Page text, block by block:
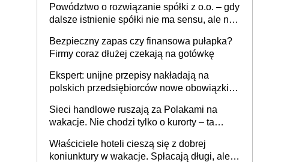
Powództwo o rozwiązanie spółki z o.o. – gdy
dalsze istnienie spółki nie ma sensu, ale nie
Bezpieczny zapas czy finansowa pułapka?
Firmy coraz dłużej czekają na gotówkę
Ekspert: unijne przepisy nakładają na
polskich przedsiębiorców nowe obowiązki w
Sieci handlowe ruszają za Polakami na
wakacje. Nie chodzi tylko o kurorty – ta
tam, gdzie wielu spędzi urlop po cichu
Właściciele hoteli cieszą się z dobrej
koniunktury w wakacje. Spłacają długi, ale